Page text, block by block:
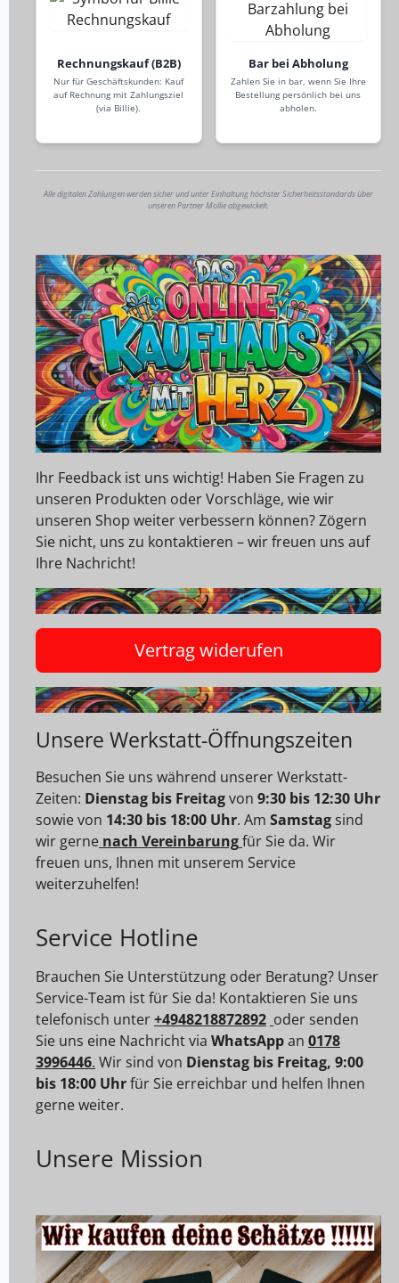
Rechnungskauf (B2B)
Nur für Geschäftskunden: Kauf
auf Rechnung mit Zahlungsziel
(via Billie).
Bar bei Abholung
Zahlen Sie in bar, wenn Sie Ihre
Bestellung persönlich bei uns
abholen.
Alle digitalen Zahlungen werden sicher und unter Einhaltung höchster Sicherheitsstandards über
unseren Partner Mollie abgewickelt.
Ihr Feedback ist uns wichtig! Haben Sie Fragen zu
unseren Produkten oder Vorschläge, wie wir
unseren Shop weiter verbessern können? Zögern
Sie nicht, uns zu kontaktieren – wir freuen uns auf
Ihre Nachricht!
Vertrag widerufen
Unsere Werkstatt-Öffnungszeiten
Besuchen Sie uns während unserer Werkstatt-
Zeiten: Dienstag bis Freitagvon 9:30 bis 12:30 Uhr
sowie von 14:30 bis 18:00 Uhr. Am Samstag sind
wir gerne nach Vereinbarungfür Sie da. Wir
freuen uns, Ihnen mit unserem Service
weiterzuhelfen!
Service Hotline
Brauchen Sie Unterstützung oder Beratung? Unser
Service-Team ist für Sie da! Kontaktieren Sie uns
telefonisch unter+4948218872892 oder senden
Sie uns eine Nachricht via WhatsAppan 0178
3996446. Wir sind von Dienstag bis Freitag, 9:00
bis 18:00 Uhrfür Sie erreichbar und helfen Ihnen
gerne weiter.
Unsere Mission